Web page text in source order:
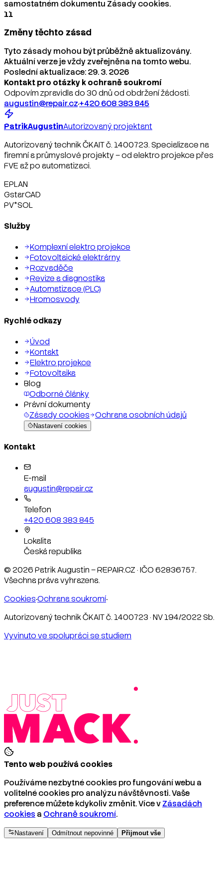
samostatném dokumentu Zásady cookies.
11
Změny těchto zásad
Tyto zásady mohou být průběžně aktualizovány.
Aktuální verze je vždy zveřejněna na tomto webu.
Poslední aktualizace: 29. 3. 2026
Kontakt pro otázky k ochraně soukromí
Odpovím zpravidla do 30 dnů od obdržení žádosti.
augustin@repair.cz·+420 608 383 845
PatrikAugustinAutorizovaný projektant
Autorizovaný technik ČKAIT č. 1400723. Specializace na
firemní a průmyslové projekty – od elektro projekce přes
FVE až po automatizaci.
EPLAN
GstarCAD
PV*SOL
Služby
Komplexní elektro projekce
Fotovoltaické elektrárny
Rozvaděče
Revize a diagnostika
Automatizace (PLC)
Hromosvody
Rychlé odkazy
Úvod
Kontakt
Elektro projekce
Fotovoltaika
Blog
Odborné články
Právní dokumenty
Zásady cookies Ochrana osobních údajů
Nastavení cookies
Kontakt
E-mail
augustin@repair.cz
Telefon
+420 608 383 845
Lokalita
Česká republika
©2026Patrik Augustin – REPAIR.CZ · IČO 62836757.
Všechna práva vyhrazena.
Cookies·Ochrana soukromí·
Autorizovaný technik ČKAIT č. 1400723 · NV 194/2022 Sb.
Vyvinuto ve spolupráci se studiem
Tento web používá cookies
Používáme nezbytné cookies pro fungování webu a
volitelné cookies pro analýzu návštěvnosti. Vaše
preference můžete kdykoliv změnit. Více vZásadách
cookies a Ochraně soukromí.
Nastavení Odmítnout nepovinné Přijmout vše